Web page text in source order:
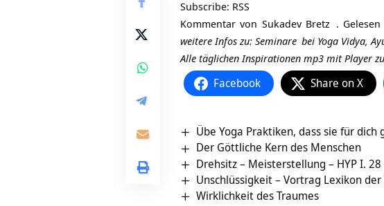
Subscribe: RSS
Kommentar von Sukadev Bretz .
weitere Infos zu: Seminare bei Yoga Vidya,
Alle täglichen Inspirationen mp3 mit Player
Facebook Share on X
Übe Yoga Praktiken, dass sie für dich
Der Göttliche Kern des Menschen
Drehsitz – Meisterstellung – HYP I.
Unschlüssigkeit – Vortrag Lexikon der
Wirklichkeit des Traumes